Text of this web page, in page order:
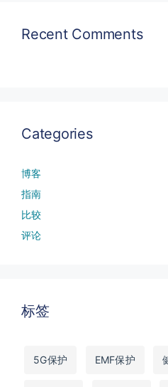
Recent Comments
Categories
博客
指南
比较
评论
标签
5G保护 EMF保护